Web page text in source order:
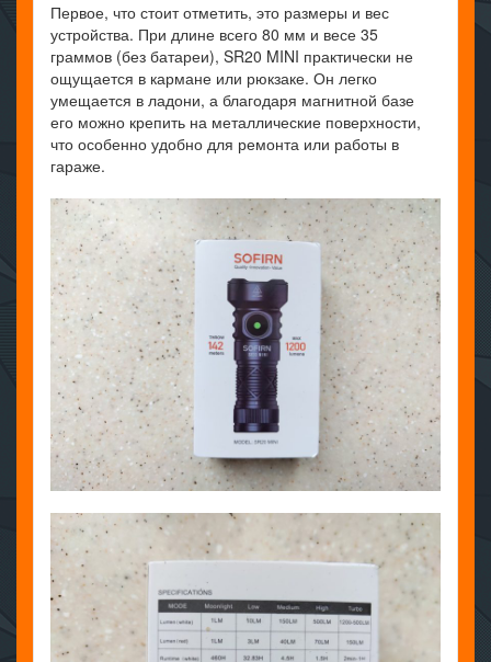
Первое, что стоит отметить, это размеры и вес
устройства. При длине всего 80 мм и весе 35
граммов (без батареи), SR20 MINI практически не
ощущается в кармане или рюкзаке. Он легко
умещается в ладони, а благодаря магнитной базе
его можно крепить на металлические поверхности,
что особенно удобно для ремонта или работы в
гараже.